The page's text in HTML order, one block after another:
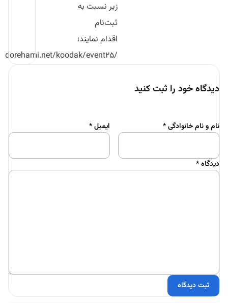
زیر نسبت به
ثبت‌نام
اقدام نمایند؛
dorehami.net/koodak/event25/
دیدگاه خود را ثبت کنید
دیدگاه*
نام و نام خانوادگی* ایمیل*